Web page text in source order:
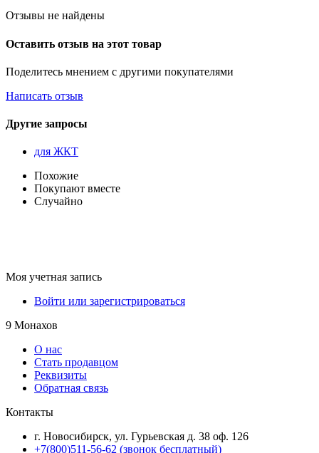
Отзывы не найдены
Оставить отзыв на этот товар
Поделитесь мнением с другими покупателями
Написать отзыв
Другие запросы
для ЖКТ
Похожие
Покупают вместе
Случайно
Моя учетная запись
Войти или зарегистрироваться
9 Монахов
О нас
Стать продавцом
Реквизиты
Обратная связь
Контакты
г. Новосибирск, ул. Гурьевская д. 38 оф. 126
+7(800)511-56-62 (звонок бесплатный)